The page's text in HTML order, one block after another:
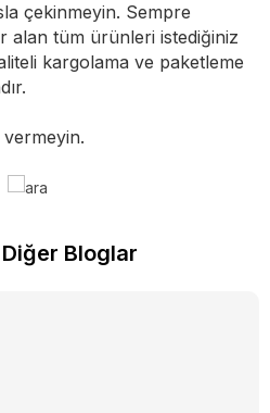
çekinmeyin. Sempre
alan tüm ürünleri istediğiniz
kargolama ve paketleme
Bloglar